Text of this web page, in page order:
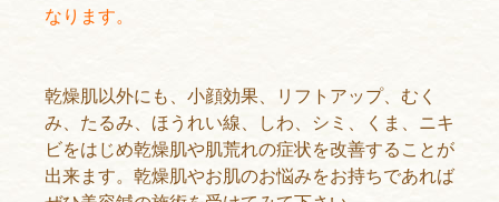
なります。
乾燥肌以外にも、小顔効果、リフトアップ、むく
み、たるみ、ほうれい線、しわ、シミ、くま、ニキ
ビをはじめ乾燥肌や肌荒れの症状を改善することが
出来ます。乾燥肌やお肌のお悩みをお持ちであれば